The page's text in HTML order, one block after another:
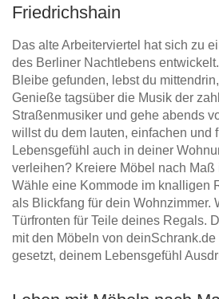
Friedrichshain
Das alte Arbeiterviertel hat sich zu
des Berliner Nachtlebens
Bleibe gefunden, lebst du
Genieße tagsüber die Musik der
Straßenmusiker und gehe abends
willst du dem lauten, einfachen und
Lebensgefühl auch in deiner
verleihen? Kreiere Möbel nach Maß
Wähle eine Kommode im knalligen
als Blickfang für dein Wohnzimmer.
Türfronten für Teile deines Regals.
mit den Möbeln von
gesetzt, deinem Lebensgefühl